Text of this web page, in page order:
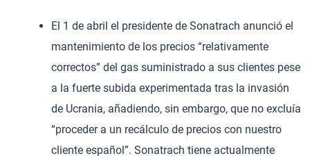
El 1 de abril el presidente de Sonatrach anunció el
mantenimiento de los precios “relativamente
correctos” del gas suministrado a sus clientes pese
a la fuerte subida experimentada tras la invasión
de Ucrania, añadiendo, sin embargo, que no excluía
“proceder a un recálculo de precios con nuestro
cliente español”. Sonatrach tiene actualmente